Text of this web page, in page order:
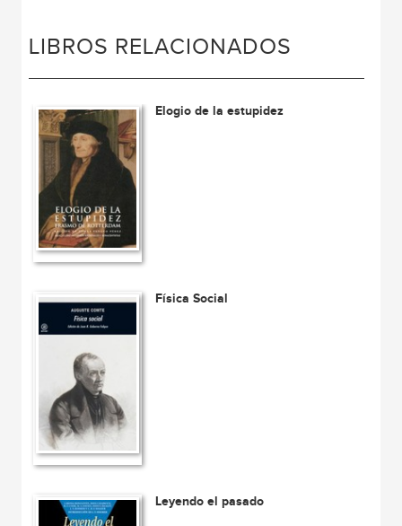
LIBROS RELACIONADOS
Elogio de la estupidez
Física Social
Leyendo el pasado